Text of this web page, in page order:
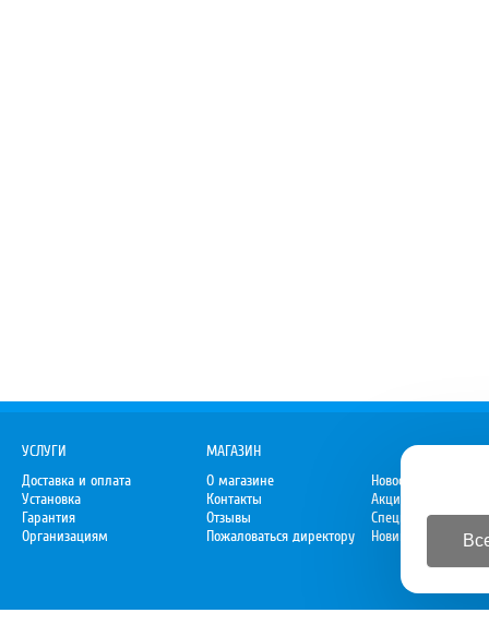
УСЛУГИ
Доставка и оплата
Установка
Гарантия
Организациям
МАГАЗИН
О магазине
Контакты
Отзывы
Пожаловаться директору
Новости
Акции
Спецпредложения
Новинки